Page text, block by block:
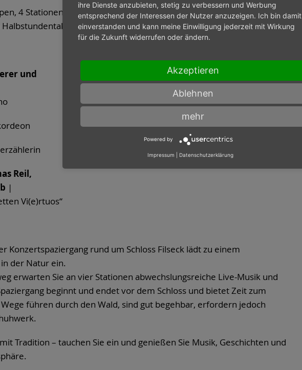
4 Stationen
und
Reil,
|
Vi(e)rtuos“
Konzertspaziergang rund um Schloss Filseck lädt zu einem
der Natur ein.
erwarten Sie an vier Stationen abwechslungsreiche Live-Musik und
beginnt und endet vor dem Schloss und bietet Zeit zum
führen durch den Wald, sind gut begehbar, erfordern jedoch
Tradition – tauchen Sie ein und genießen Sie Musik, Geschichten und
ihre Dienste anzubieten, stetig zu verbessern und Werbung
entsprechend der Interessen der Nutzer anzuzeigen. Ich bin damit
einverstanden und kann meine Einwilligung jederzeit mit Wirkung
für die Zukunft widerrufen oder ändern.
Akzeptieren
Ablehnen
mehr
Powered by
Impressum Datenschutzerklärung